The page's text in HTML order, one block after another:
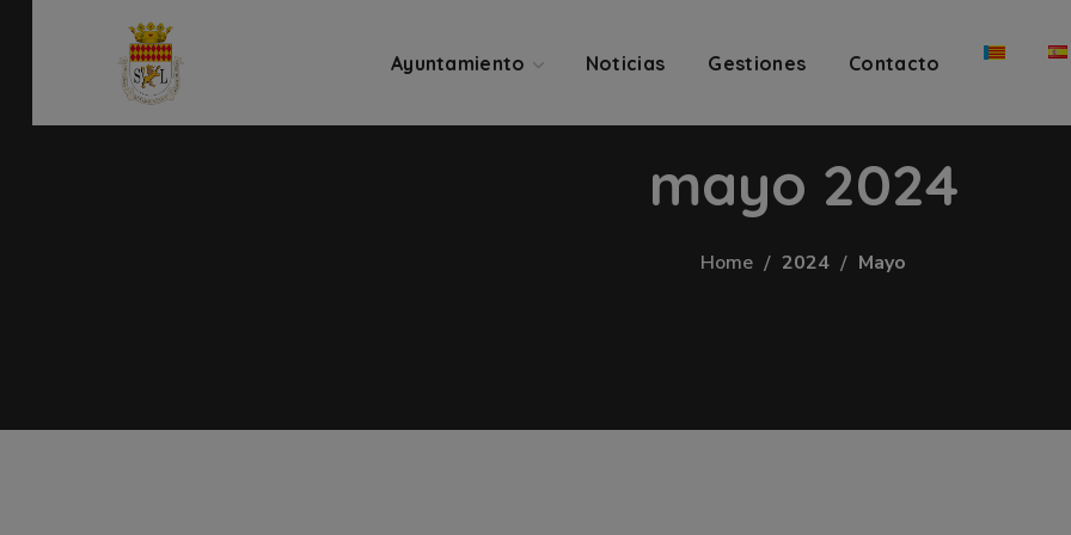
Ayuntamiento Noticias Gestiones Contacto
mayo 2024
Home 2024 Mayo